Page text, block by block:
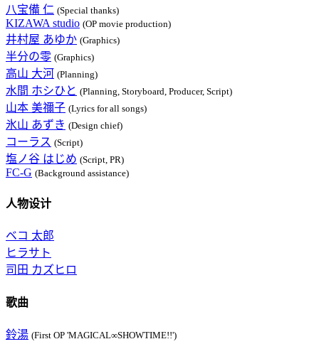
八宝備 仁 (Special thanks)
KIZAWA studio (OP movie production)
井村屋 あゆか (Graphics)
半分の零 (Graphics)
高山 大河 (Planning)
水間 ホシひと (Planning, Storyboard, Producer, Script)
山本 美禰子 (Lyrics for all songs)
氷山 あずき (Design chief)
コーラス (Script)
塩ノ谷 はじめ (Script, PR)
FC-G (Background assistance)
人物设计
ベコ 太郎
ヒラサト
司田 カズヒロ
歌曲
鈴湯 (First OP 'MAGICAL∞SHOWTIME!!')